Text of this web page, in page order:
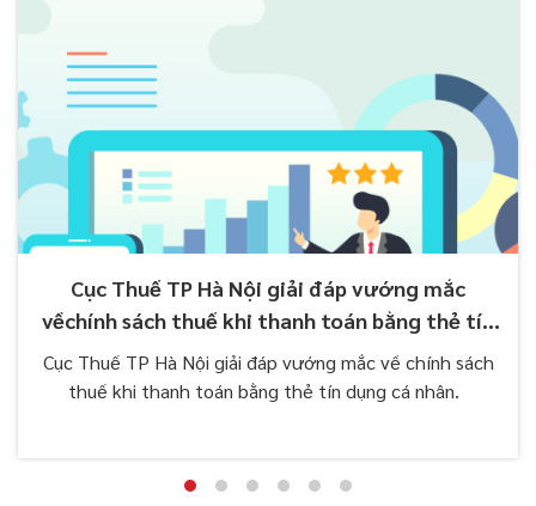
Cục Thuế TP Hà Nội giải đáp vướng mắc
vềchính sách thuế khi thanh toán bằng thẻ tín
dụng cá nhân.
Cục Thuế TP Hà Nội giải đáp vướng mắc về chính sách
thuế khi thanh toán bằng thẻ tín dụng cá nhân.